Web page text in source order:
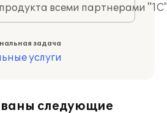
всеми партнерами
задача
услуги
следующие